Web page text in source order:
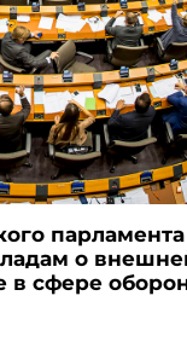
парламента
о
в сфере